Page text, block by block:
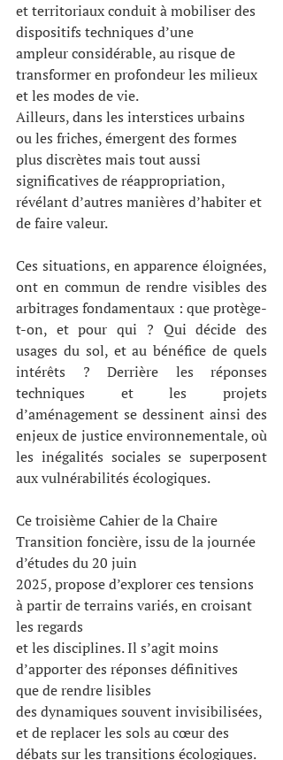
et territoriaux conduit à mobiliser des
dispositifs techniques d’une
ampleur considérable, au risque de
transformer en profondeur les milieux
et les modes de vie.
Ailleurs, dans les interstices urbains
ou les friches, émergent des formes
plus discrètes mais tout aussi
significatives de réappropriation,
révélant d’autres manières d’habiter et
de faire valeur.
Ces situations, en apparence éloignées,
ont en commun de rendre visibles des
arbitrages fondamentaux : que protège-
t-on, et pour qui ? Qui décide des
usages du sol, et au bénéfice de quels
intérêts ? Derrière les réponses
techniques et les projets
d’aménagement se dessinent ainsi des
enjeux de justice environnementale, où
les inégalités sociales se superposent
aux vulnérabilités écologiques.
Ce troisième Cahier de la Chaire
Transition foncière, issu de la journée
d’études du 20 juin
2025, propose d’explorer ces tensions
à partir de terrains variés, en croisant
les regards
et les disciplines. Il s’agit moins
d’apporter des réponses définitives
que de rendre lisibles
des dynamiques souvent invisibilisées,
et de replacer les sols au cœur des
débats sur les transitions écologiques.